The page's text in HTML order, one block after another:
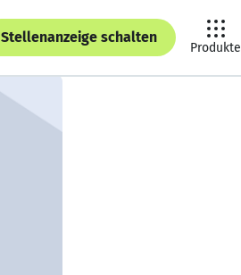
Stellenanzeige schalten
Produkte